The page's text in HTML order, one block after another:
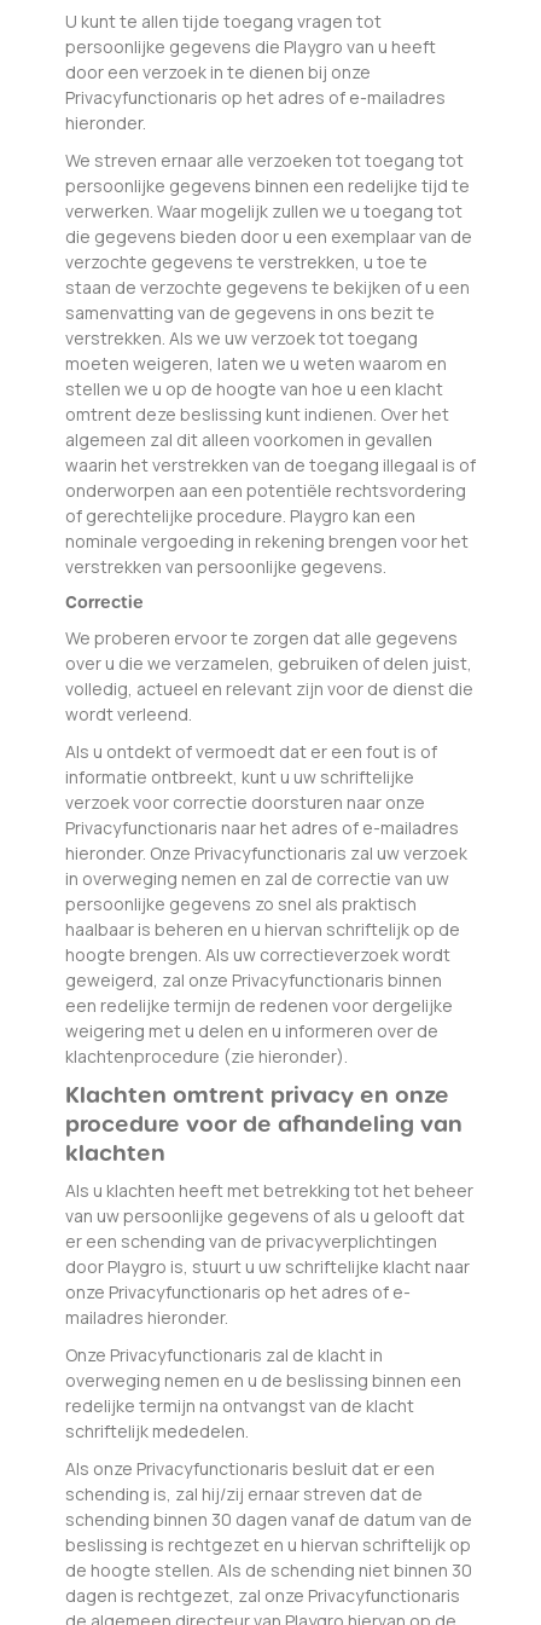
U kunt te allen tijde toegang vragen tot
persoonlijke gegevens die Playgro van u heeft
door een verzoek in te dienen bij onze
Privacyfunctionaris op het adres of e-mailadres
hieronder.
We streven ernaar alle verzoeken tot toegang tot
persoonlijke gegevens binnen een redelijke tijd te
verwerken. Waar mogelijk zullen we u toegang tot
die gegevens bieden door u een exemplaar van de
verzochte gegevens te verstrekken, u toe te
staan de verzochte gegevens te bekijken of u een
samenvatting van de gegevens in ons bezit te
verstrekken. Als we uw verzoek tot toegang
moeten weigeren, laten we u weten waarom en
stellen we u op de hoogte van hoe u een klacht
omtrent deze beslissing kunt indienen. Over het
algemeen zal dit alleen voorkomen in gevallen
waarin het verstrekken van de toegang illegaal is of
onderworpen aan een potentiële rechtsvordering
of gerechtelijke procedure. Playgro kan een
nominale vergoeding in rekening brengen voor het
verstrekken van persoonlijke gegevens.
Correctie
We proberen ervoor te zorgen dat alle gegevens
over u die we verzamelen, gebruiken of delen juist,
volledig, actueel en relevant zijn voor de dienst die
wordt verleend.
Als u ontdekt of vermoedt dat er een fout is of
informatie ontbreekt, kunt u uw schriftelijke
verzoek voor correctie doorsturen naar onze
Privacyfunctionaris naar het adres of e-mailadres
hieronder. Onze Privacyfunctionaris zal uw verzoek
in overweging nemen en zal de correctie van uw
persoonlijke gegevens zo snel als praktisch
haalbaar is beheren en u hiervan schriftelijk op de
hoogte brengen. Als uw correctieverzoek wordt
geweigerd, zal onze Privacyfunctionaris binnen
een redelijke termijn de redenen voor dergelijke
weigering met u delen en u informeren over de
klachtenprocedure (zie hieronder).
Klachten omtrent privacy en onze
procedure voor de afhandeling van
klachten
Als u klachten heeft met betrekking tot het beheer
van uw persoonlijke gegevens of als u gelooft dat
er een schending van de privacyverplichtingen
door Playgro is, stuurt u uw schriftelijke klacht naar
onze Privacyfunctionaris op het adres of e-
mailadres hieronder.
Onze Privacyfunctionaris zal de klacht in
overweging nemen en u de beslissing binnen een
redelijke termijn na ontvangst van de klacht
schriftelijk mededelen.
Als onze Privacyfunctionaris besluit dat er een
schending is, zal hij/zij ernaar streven dat de
schending binnen 30 dagen vanaf de datum van de
beslissing is rechtgezet en u hiervan schriftelijk op
de hoogte stellen. Als de schending niet binnen 30
dagen is rechtgezet, zal onze Privacyfunctionaris